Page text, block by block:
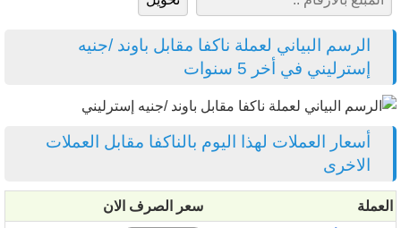
الرسم البياني لعملة ناكفا مقابل باوند /جنيه
إسترليني في أخر 5 سنوات
أسعار العملات لهذا اليوم بالناكفا مقابل العملات
الاخرى
العملة
سعر الصرف الان